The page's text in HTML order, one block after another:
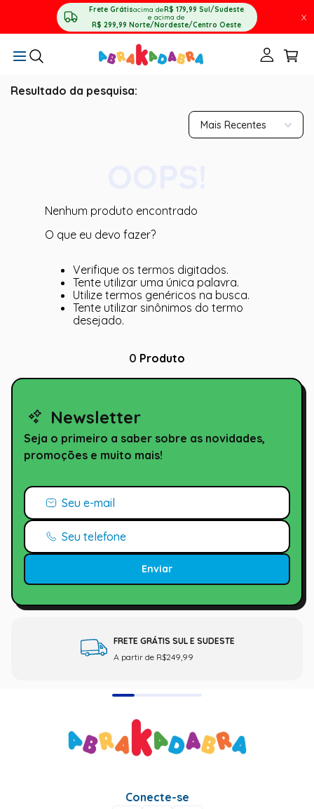
Frete Grátisacima deR$ 179,99 Sul/Sudeste
e acima de
R$ 299,99 Norte/Nordeste/Centro Oeste
X
Resultado da pesquisa:
Mais Recentes
Nenhum produto encontrado
O que eu devo fazer?
Verifique os termos digitados.
Tente utilizar uma única palavra.
Utilize termos genéricos na busca.
Tente utilizar sinônimos do termo
desejado.
0 Produto
Newsletter
Seja o primeiro a saber sobre as novidades,
promoções e muito mais!
Enviar
FRETE GRÁTIS SUL E SUDESTE
A partir de R$249,99
Conecte-se